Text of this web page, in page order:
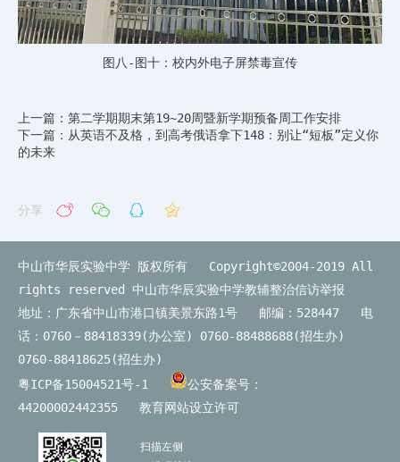
图八-图十：校内外电子屏禁毒宣传
上一篇：第二学期期末第19~20周暨新学期预备周工作安排
下一篇：从英语不及格，到高考俄语拿下148：别让“短板”定义你
的未来
分享
中山市华辰实验中学 版权所有 Copyright©2004-2019 All
rights reserved 中山市华辰实验中学教辅整治信访举报
地址：广东省中山市港口镇美景东路1号 邮编：528447 电
话：0760－88418339(办公室) 0760-88488688(招生办)
0760-88418625(招生办)
粤ICP备15004521号-1
公安备案号：
44200002442355
教育网站设立许可
扫描左侧